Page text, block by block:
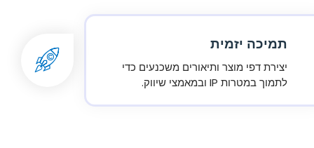
תמיכה יזמית
יצירת דפי מוצר ותיאורים משכנעים כדי
לתמוך במטרות IP ובמאמצי שיווק.